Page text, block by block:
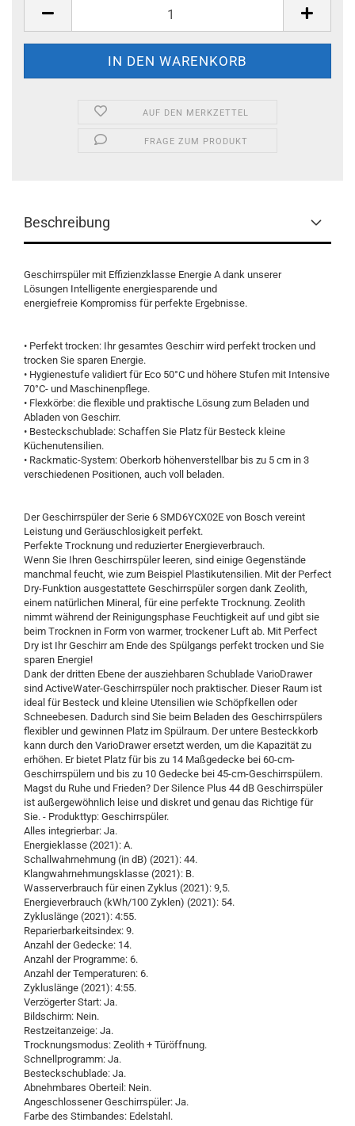
AUF DEN MERKZETTEL
FRAGE ZUM PRODUKT
Beschreibung
Geschirrspüler mit Effizienzklasse Energie A dank unserer
Lösungen Intelligente energiesparende und
energiefreie Kompromiss für perfekte Ergebnisse.
• Perfekt trocken: Ihr gesamtes Geschirr wird perfekt trocken und
trocken Sie sparen Energie.
• Hygienestufe validiert für Eco 50°C und höhere Stufen mit Intensive
70°C- und Maschinenpflege.
• Flexkörbe: die flexible und praktische Lösung zum Beladen und
Abladen von Geschirr.
• Besteckschublade: Schaffen Sie Platz für Besteck kleine
Küchenutensilien.
• Rackmatic-System: Oberkorb höhenverstellbar bis zu 5 cm in 3
verschiedenen Positionen, auch voll beladen.
Der Geschirrspüler der Serie 6 SMD6YCX02E von Bosch vereint
Leistung und Geräuschlosigkeit perfekt.
Perfekte Trocknung und reduzierter Energieverbrauch.
Wenn Sie Ihren Geschirrspüler leeren, sind einige Gegenstände
manchmal feucht, wie zum Beispiel Plastikutensilien. Mit der Perfect
Dry-Funktion ausgestattete Geschirrspüler sorgen dank Zeolith,
einem natürlichen Mineral, für eine perfekte Trocknung. Zeolith
nimmt während der Reinigungsphase Feuchtigkeit auf und gibt sie
beim Trocknen in Form von warmer, trockener Luft ab. Mit Perfect
Dry ist Ihr Geschirr am Ende des Spülgangs perfekt trocken und Sie
sparen Energie!
Dank der dritten Ebene der ausziehbaren Schublade VarioDrawer
sind ActiveWater-Geschirrspüler noch praktischer. Dieser Raum ist
ideal für Besteck und kleine Utensilien wie Schöpfkellen oder
Schneebesen. Dadurch sind Sie beim Beladen des Geschirrspülers
flexibler und gewinnen Platz im Spülraum. Der untere Besteckkorb
kann durch den VarioDrawer ersetzt werden, um die Kapazität zu
erhöhen. Er bietet Platz für bis zu 14 Maßgedecke bei 60-cm-
Geschirrspülern und bis zu 10 Gedecke bei 45-cm-Geschirrspülern.
Magst du Ruhe und Frieden? Der Silence Plus 44 dB Geschirrspüler
ist außergewöhnlich leise und diskret und genau das Richtige für
Sie. - Produkttyp: Geschirrspüler.
Alles integrierbar: Ja.
Energieklasse (2021): A.
Schallwahrnehmung (in dB) (2021): 44.
Klangwahrnehmungsklasse (2021): B.
Wasserverbrauch für einen Zyklus (2021): 9,5.
Energieverbrauch (kWh/100 Zyklen) (2021): 54.
Zykluslänge (2021): 4:55.
Reparierbarkeitsindex: 9.
Anzahl der Gedecke: 14.
Anzahl der Programme: 6.
Anzahl der Temperaturen: 6.
Zykluslänge (2021): 4:55.
Verzögerter Start: Ja.
Bildschirm: Nein.
Restzeitanzeige: Ja.
Trocknungsmodus: Zeolith + Türöffnung.
Schnellprogramm: Ja.
Besteckschublade: Ja.
Abnehmbares Oberteil: Nein.
Angeschlossener Geschirrspüler: Ja.
Farbe des Stirnbandes: Edelstahl.